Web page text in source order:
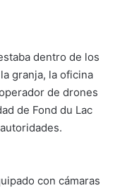
dentro de los
granja, la oficina
de drones
de Fond du Lac
con cámaras